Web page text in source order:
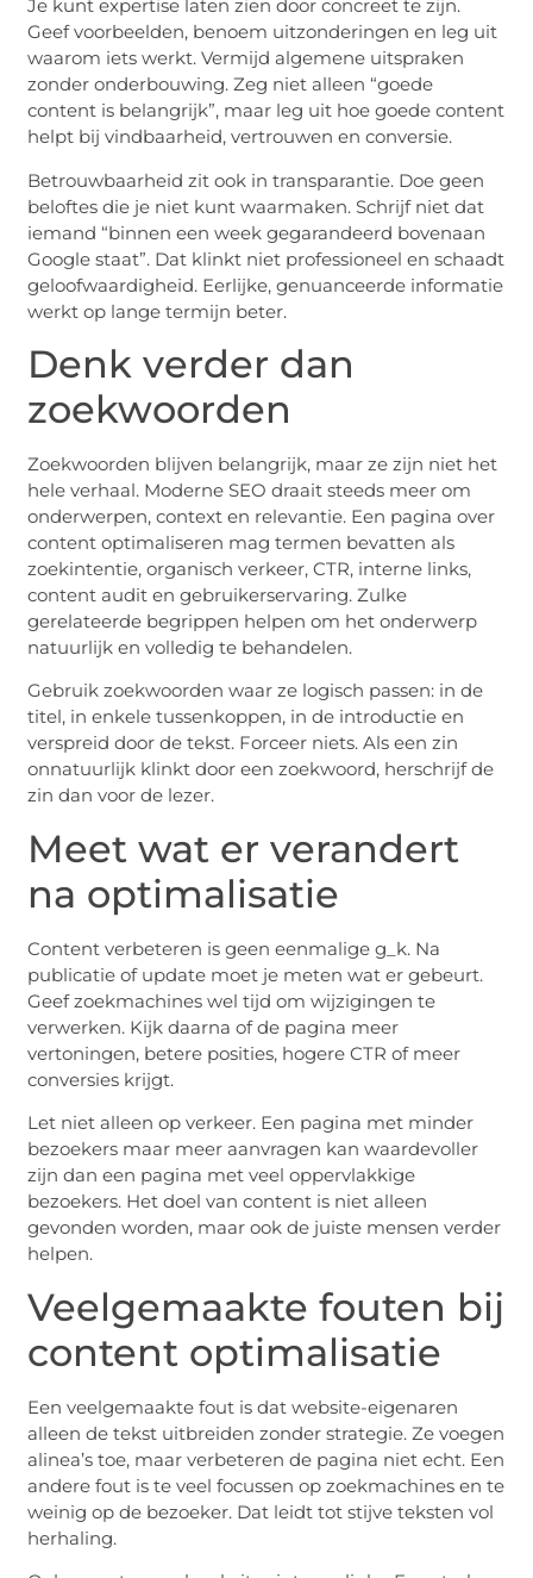
Je kunt expertise laten zien door concreet te zijn.
Geef voorbeelden, benoem uitzonderingen en leg uit
waarom iets werkt. Vermijd algemene uitspraken
zonder onderbouwing. Zeg niet alleen “goede
content is belangrijk”, maar leg uit hoe goede content
helpt bij vindbaarheid, vertrouwen en conversie.
Betrouwbaarheid zit ook in transparantie. Doe geen
beloftes die je niet kunt waarmaken. Schrijf niet dat
iemand “binnen een week gegarandeerd bovenaan
Google staat”. Dat klinkt niet professioneel en schaadt
geloofwaardigheid. Eerlijke, genuanceerde informatie
werkt op lange termijn beter.
Denk verder dan
zoekwoorden
Zoekwoorden blijven belangrijk, maar ze zijn niet het
hele verhaal. Moderne SEO draait steeds meer om
onderwerpen, context en relevantie. Een pagina over
content optimaliseren mag termen bevatten als
zoekintentie, organisch verkeer, CTR, interne links,
content audit en gebruikerservaring. Zulke
gerelateerde begrippen helpen om het onderwerp
natuurlijk en volledig te behandelen.
Gebruik zoekwoorden waar ze logisch passen: in de
titel, in enkele tussenkoppen, in de introductie en
verspreid door de tekst. Forceer niets. Als een zin
onnatuurlijk klinkt door een zoekwoord, herschrijf de
zin dan voor de lezer.
Meet wat er verandert
na optimalisatie
Content verbeteren is geen eenmalige g_k. Na
publicatie of update moet je meten wat er gebeurt.
Geef zoekmachines wel tijd om wijzigingen te
verwerken. Kijk daarna of de pagina meer
vertoningen, betere posities, hogere CTR of meer
conversies krijgt.
Let niet alleen op verkeer. Een pagina met minder
bezoekers maar meer aanvragen kan waardevoller
zijn dan een pagina met veel oppervlakkige
bezoekers. Het doel van content is niet alleen
gevonden worden, maar ook de juiste mensen verder
helpen.
Veelgemaakte fouten bij
content optimalisatie
Een veelgemaakte fout is dat website-eigenaren
alleen de tekst uitbreiden zonder strategie. Ze voegen
alinea’s toe, maar verbeteren de pagina niet echt. Een
andere fout is te veel focussen op zoekmachines en te
weinig op de bezoeker. Dat leidt tot stijve teksten vol
herhaling.